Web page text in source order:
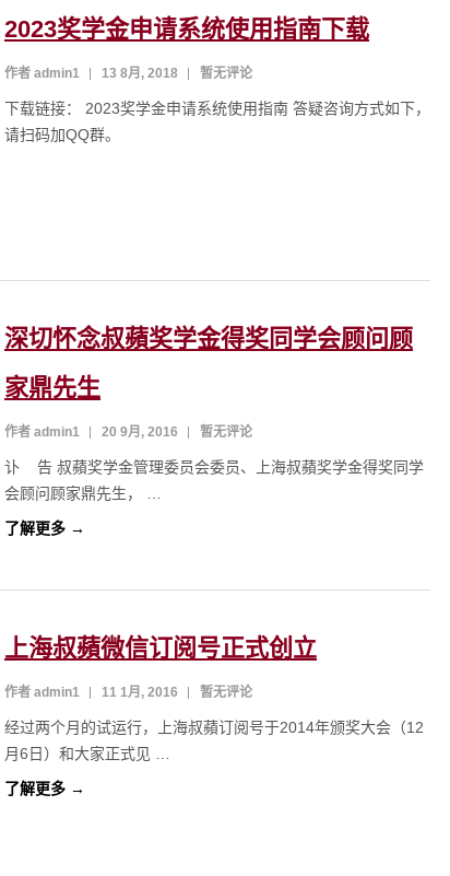
2023奖学金申请系统使用指南下载
作者 admin1 13 8月, 2018 暂无评论
下载链接： 2023奖学金申请系统使用指南 答疑咨询方式如下，
请扫码加QQ群。
深切怀念叔蘋奖学金得奖同学会顾问顾
家鼎先生
作者 admin1 20 9月, 2016 暂无评论
讣 告 叔蘋奖学金管理委员会委员、上海叔蘋奖学金得奖同学
会顾问顾家鼎先生， …
了解更多 →
上海叔蘋微信订阅号正式创立
作者 admin1 11 1月, 2016 暂无评论
经过两个月的试运行，上海叔蘋订阅号于2014年颁奖大会（12
月6日）和大家正式见 …
了解更多 →